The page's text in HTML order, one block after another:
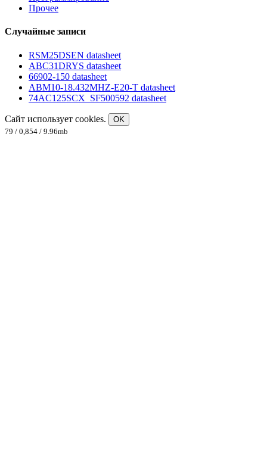
Прочее
Случайные записи
RSM25DSEN datasheet
ABC31DRYS datasheet
66902-150 datasheet
ABM10-18.432MHZ-E20-T datasheet
74AC125SCX_SF500592 datasheet
Сайт использует cookies.
OK
79 / 0,854 / 9.96mb